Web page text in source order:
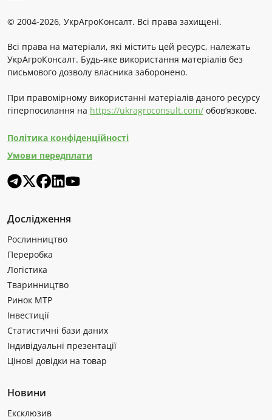
© 2004-2026, УкрАгроКонсалт. Всі права захищені.
Всі права на матеріали, які містить цей ресурс, належать
УкрАгроКонсалт. Будь-яке використання матеріалів без
письмового дозволу власника заборонено.
При правомірному використанні матеріалів даного ресурсу
гіперпосилання на https://ukragroconsult.com/ обов’язкове.
Політика конфіденційності
Умови передплати
Дослідження
Рослинництво
Переробка
Логістика
Тваринництво
Ринок МТР
Інвестиції
Статистичні бази даних
Індивідуальні презентації
Цінові довідки на товар
Новини
Ексклюзив